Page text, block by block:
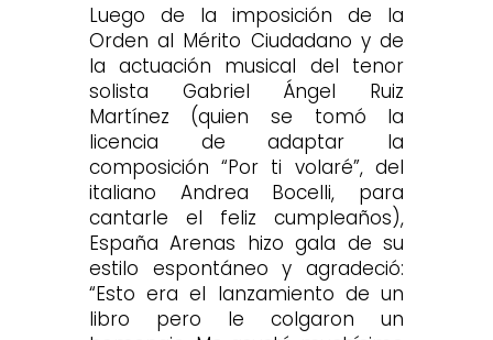
Luego de la imposición de la
Orden al Mérito Ciudadano y de
la actuación musical del tenor
solista Gabriel Ángel Ruiz
Martínez (quien se tomó la
licencia de adaptar la
composición “Por ti volaré”, del
italiano Andrea Bocelli, para
cantarle el feliz cumpleaños),
España Arenas hizo gala de su
estilo espontáneo y agradeció:
“Esto era el lanzamiento de un
libro pero le colgaron un